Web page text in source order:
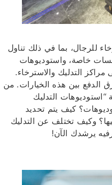
للرجال، بما في ذلك تناول
خاصة، واستوديوهات
مراكز التدليك والاسترخاء.
الدفع بين هذه الخيارات. من
“استوديوهات التدليك
كيف يتم تحديد
وكيف تختلف عن التدليك